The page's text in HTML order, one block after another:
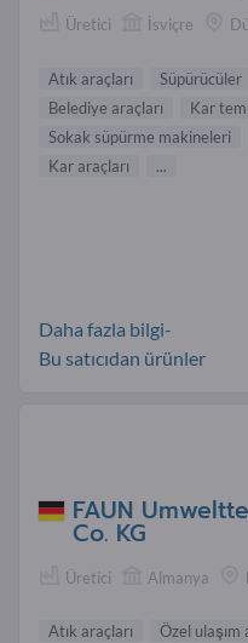
Üretici İsviçre
Atık araçları Süpürücüler
Belediye araçları
Kar
Sokak süpürme makineleri
Kar araçları
...
Daha fazla bilgi-
Bu satıcıdan ürünler
FAUN
Co. KG
Üretici Almanya
Atık araçları
Özel ulaşım